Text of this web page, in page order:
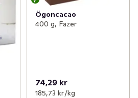
Ögoncacao
400 g, Fazer
74,29 kr
185,73 kr /kg